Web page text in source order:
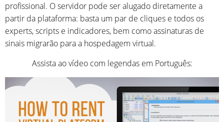
profissional. O servidor pode ser alugado diretamente a
partir da plataforma: basta um par de cliques e todos os
experts, scripts e indicadores, bem como assinaturas de
sinais migrarão para a hospedagem virtual.
Assista ao vídeo com legendas em Português: